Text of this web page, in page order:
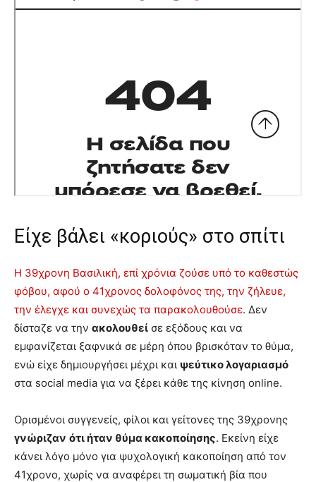
Είχε βάλει «κοριούς» στο σπίτι
Η 39χρονη Βασιλική, επί χρόνια ζούσε υπό το καθεστώς
φόβου, αφού ο 41χρονος δολοφόνος της, την ζήλευε,
την έλεγχε και συνεχώς τα παρακολουθούσε. Δεν
δίσταζε να την ακολουθεί σε εξόδους και να
εμφανίζεται ξαφνικά σε μέρη όπου βρισκόταν το θύμα,
ενώ είχε δημιουργήσει μέχρι και ψεύτικο λογαριασμό
στα social media για να ξέρει κάθε της κίνηση online.
Ορισμένοι συγγενείς, φίλοι και γείτονες της 39χρονης
γνώριζαν ότι ήταν θύμα κακοποίησης. Εκείνη είχε
κάνει λόγο μόνο για ψυχολογική κακοποίηση από τον
41χρονο, χωρίς να αναφέρει τη σωματική βία που